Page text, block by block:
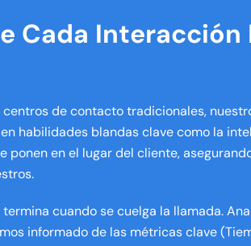
Cada
de contacto tradicionales,
habilidades blandas clave como la
ponen en el lugar del cliente,
cuando se cuelga la llamada.
informado de las métricas clave